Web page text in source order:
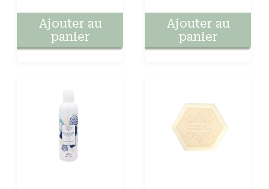
Ajouter au
panier
Ajouter au
panier